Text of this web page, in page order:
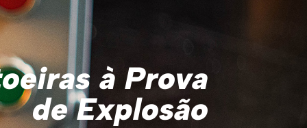
à Prova
de Explosão